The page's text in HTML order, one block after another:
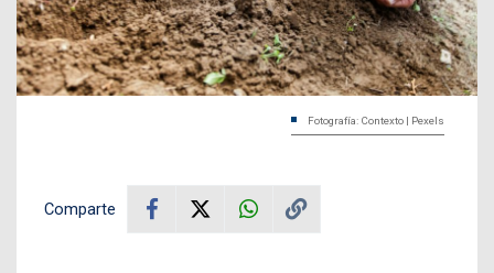
Fotografía: Contexto | Pexels
Comparte